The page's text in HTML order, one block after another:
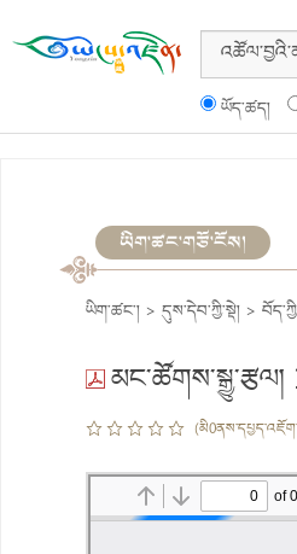
ཡོད་ཚད།
ཡིག་ཚང་གཙོ་ངོས།
ཡིག་ཚང་། > དུས་དེབ་ཀྱི་སྡེ། >
མང་ཚོགས་སྒྱུ་རྩལ།